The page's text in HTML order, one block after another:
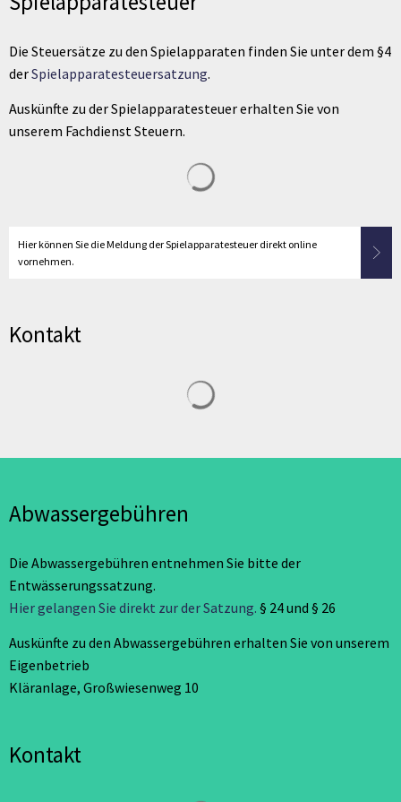
Die Steuersätze zu den Spielapparaten finden Sie unter dem §4
derSpielapparatesteuersatzung.
Auskünfte zu der Spielapparatesteuer erhalten Sie von
unserem Fachdienst Steuern.
Hier können Sie die Meldung der Spielapparatesteuer direkt online
vornehmen.
Kontakt
Abwassergebühren
Die Abwassergebühren entnehmen Sie bitte der
Entwässerungssatzung.
Hier gelangen Sie direkt zur der Satzung. § 24 und § 26
Auskünfte zu den Abwassergebühren erhalten Sie von unserem
Eigenbetrieb
Kläranlage, Großwiesenweg 10
Kontakt